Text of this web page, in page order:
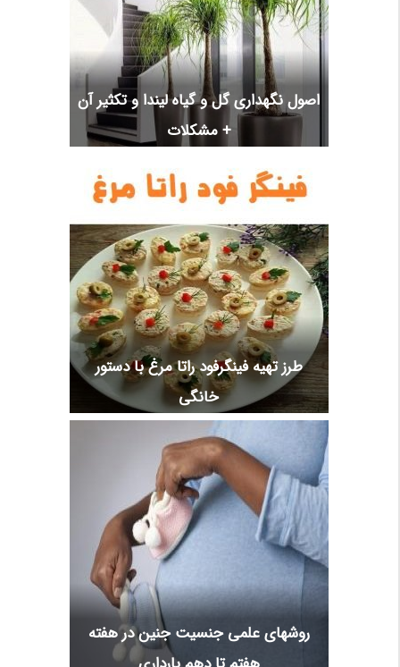
اصول نگهداری گل و گیاه لیندا و تکثیر آن
+ مشکلات
طرز تهیه فینگرفود راتا مرغ با دستور
خانگی
روشهای علمی جنسیت جنین در هفته